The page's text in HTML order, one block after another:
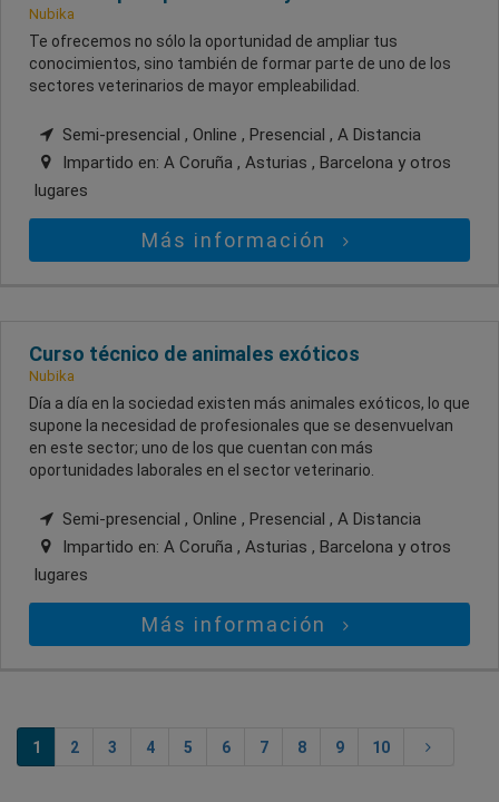
Nubika
Te ofrecemos no sólo la oportunidad de ampliar tus
conocimientos, sino también de formar parte de uno de los
sectores veterinarios de mayor empleabilidad.
Semi-presencial , Online , Presencial , A Distancia
Impartido en: A Coruña , Asturias , Barcelona y otros
lugares
Más información
Curso técnico de animales exóticos
Nubika
Día a día en la sociedad existen más animales exóticos, lo que
supone la necesidad de profesionales que se desenvuelvan
en este sector; uno de los que cuentan con más
oportunidades laborales en el sector veterinario.
Semi-presencial , Online , Presencial , A Distancia
Impartido en: A Coruña , Asturias , Barcelona y otros
lugares
Más información
1 2 3 4 5 6 7 8 9 10